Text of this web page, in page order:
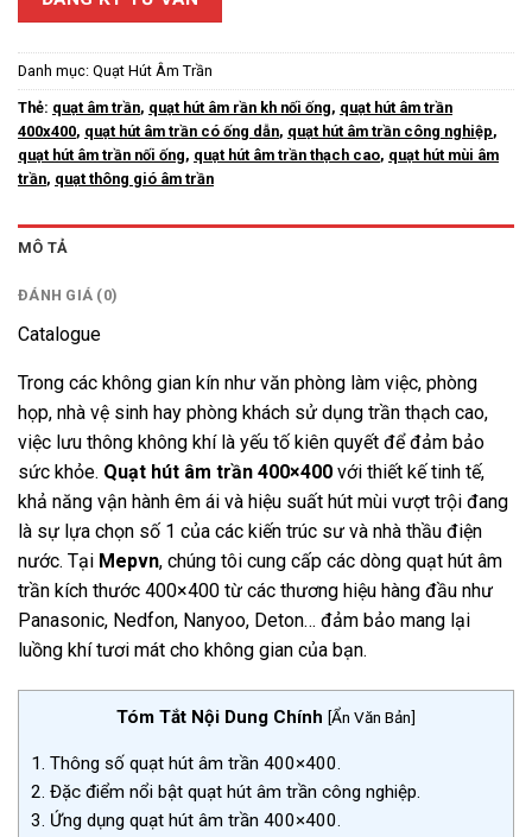
Danh mục: Quạt Hút Âm Trần
Thẻ: quạt âm trần, quạt hút âm rần kh nối ống, quạt hút âm trần
400x400, quạt hút âm trần có ống dẫn, quạt hút âm trần công nghiệp,
quạt hút âm trần nối ống, quạt hút âm trần thạch cao, quạt hút mùi âm
trần, quạt thông gió âm trần
MÔ TẢ
ĐÁNH GIÁ (0)
Catalogue
Trong các không gian kín như văn phòng làm việc, phòng
họp, nhà vệ sinh hay phòng khách sử dụng trần thạch cao,
việc lưu thông không khí là yếu tố kiên quyết để đảm bảo
sức khỏe. Quạt hút âm trần 400×400 với thiết kế tinh tế,
khả năng vận hành êm ái và hiệu suất hút mùi vượt trội đang
là sự lựa chọn số 1 của các kiến trúc sư và nhà thầu điện
nước. Tại Mepvn, chúng tôi cung cấp các dòng quạt hút âm
trần kích thước 400×400 từ các thương hiệu hàng đầu như
Panasonic, Nedfon, Nanyoo, Deton… đảm bảo mang lại
luồng khí tươi mát cho không gian của bạn.
Tóm Tắt Nội Dung Chính [Ẩn Văn Bản]
1. Thông số quạt hút âm trần 400×400.
2. Đặc điểm nổi bật quạt hút âm trần công nghiệp.
3. Ứng dụng quạt hút âm trần 400×400.